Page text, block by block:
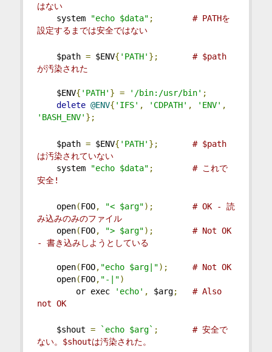
はない
system
"echo $data" ;
# PATHを
設定するまでは安全ではない
$path = $ENV{ 'PATH' };
# $path
が汚染された
$ENV{ 'PATH' } = '/bin:/usr/bin' ;
delete @ENV{ 'IFS' , 'CDPATH' , 'ENV' ,
'BASH_ENV' };
$path = $ENV{ 'PATH' };
# $path
は汚染されていない
system
"echo $data" ;
# これで
安全!
open(FOO, "< $arg");
# OK - 読
み込みのみのファイル
open(FOO, "> $arg");
# Not OK
- 書き込みしようとしている
open(FOO, "echo $arg|");
# Not OK
open(FOO, "-|")
or exec
'echo' , $arg;
# Also
not OK
$shout = `echo $arg` ;
# 安全で
ない。$shoutは汚染された。